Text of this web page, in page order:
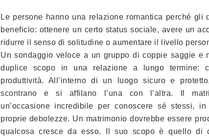
Le persone hanno una relazione romantica perché gli
beneficio: ottenere un certo status sociale, avere un
ridurre il senso di solitudine o aumentare il livello
Un sondaggio veloce a un gruppo di coppie saggie e
duplice scopo in una relazione a lungo termine:
produttività. All’interno di un luogo sicuro e
scontrano e si affilano l’una con l’altra. Il
un’occasione incredibile per conoscere sé stessi,
proprie debolezze. Un matrimonio dovrebbe essere
qualcosa cresce da esso. Il suo scopo è quello di